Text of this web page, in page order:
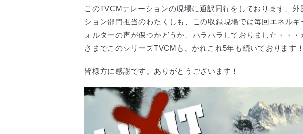
このTVCMナレーションの現場に通訳同行をしております、外
ション部門担当のわたくしも、この収録現場では毎回エネルギ
ォルターの声が保つかどうか、ハラハラしておりました・・・
さまでこのシリーズTVCMも、かれこれ5年も続いております！
皆様方に感謝です。ありがとうございます！